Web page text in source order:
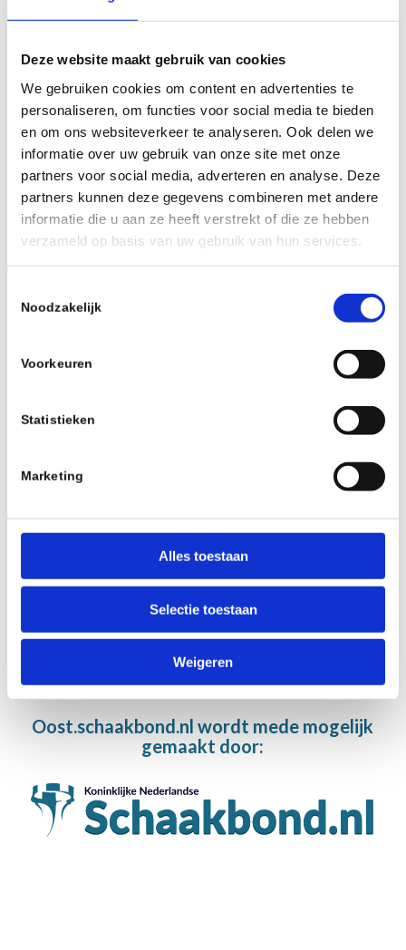
Deze website maakt gebruik van cookies
We gebruiken cookies om content en advertenties te
personaliseren, om functies voor social media te bieden
en om ons websiteverkeer te analyseren. Ook delen we
informatie over uw gebruik van onze site met onze
partners voor social media, adverteren en analyse. Deze
partners kunnen deze gegevens combineren met andere
informatie die u aan ze heeft verstrekt of die ze hebben
verzameld op basis van uw gebruik van hun services.
Noodzakelijk
Voorkeuren
Statistieken
Marketing
Alles toestaan
Selectie toestaan
Weigeren
ere-secretaris
Bruins-Simons, W.G. (Will)
erelid
Blom, H.J. (Huub)
Oost.schaakbond.nl wordt mede mogelijk
gemaakt door: